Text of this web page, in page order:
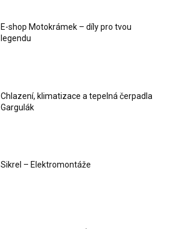
E-shop Motokrámek – díly pro tvou
legendu
Chlazení, klimatizace a tepelná čerpadla
Gargulák
Sikrel – Elektromontáže